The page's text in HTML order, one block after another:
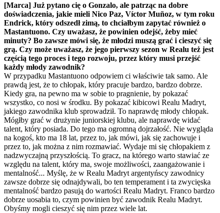
[Marca] Już pytano cię o Gonzalo, ale patrząc na dobre
doświadczenia, jakie mieli Nico Paz, Víctor Muñoz, w tym roku
Endrick, który odszedł zimą, to chciałbym zapytać również o
Mastantuono. Czy uważasz, że powinien odejść, żeby mieć
minuty? Bo zawsze mówi się, że młodzi muszą grać i cieszyć się
grą. Czy może uważasz, że jego pierwszy sezon w Realu też jest
częścią tego proces i tego rozwoju, przez który musi przejść
każdy młody zawodnik?
W przypadku Mastantuono odpowiem ci właściwie tak samo. Ale
prawdą jest, że to chłopak, który pracuje bardzo, bardzo dobrze.
Kiedy gra, na pewno ma w sobie to pragnienie, by pokazać
wszystko, co nosi w środku. By pokazać kibicowi Realu Madryt,
jakiego zawodnika klub sprowadził. To naprawdę młody chłopak.
Mógłby grać w drużynie juniorskiej klubu, ale naprawdę widać
talent, który posiada. Do tego ma ogromną dojrzałość. Nie wygląda
na kogoś, kto ma 18 lat, przez to, jak mówi, jak się zachowuje i
przez to, jak można z nim rozmawiać. Wydaje mi się chłopakiem z
nadzwyczajną przyszłością. To gracz, na którego warto stawiać ze
względu na talent, który ma, swoje możliwości, zaangażowanie i
mentalność... Myślę, że w Realu Madryt argentyńscy zawodnicy
zawsze dobrze się odnajdywali, bo ten temperament i ta zwycięska
mentalność bardzo pasują do wartości Realu Madryt. Franco bardzo
dobrze uosabia to, czym powinien być zawodnik Realu Madryt.
Obyśmy mogli cieszyć się nim przez wiele lat.